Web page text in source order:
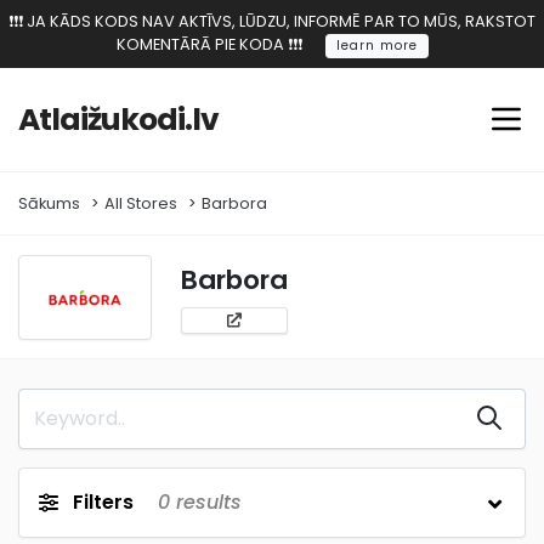
❗️❗️❗️ JA KĀDS KODS NAV AKTĪVS, LŪDZU, INFORMĒ PAR TO MŪS, RAKSTOT
KOMENTĀRĀ PIE KODA ❗️❗️❗️
learn more
Atlaižukodi.lv
Sākums All Stores Barbora
Barbora
Filters 0 results